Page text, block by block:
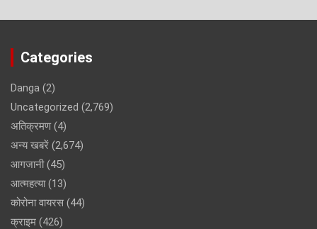
Categories
Danga (2)
Uncategorized (2,769)
अतिक्रमण(4)
अन्य खबरें (2,674)
आगजानी(45)
आत्महत्या(13)
कोरोना वायरस (44)
क्राइम (426)